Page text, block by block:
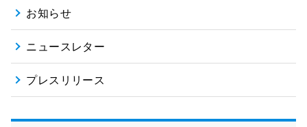
お知らせ
ニュースレター
プレスリリース